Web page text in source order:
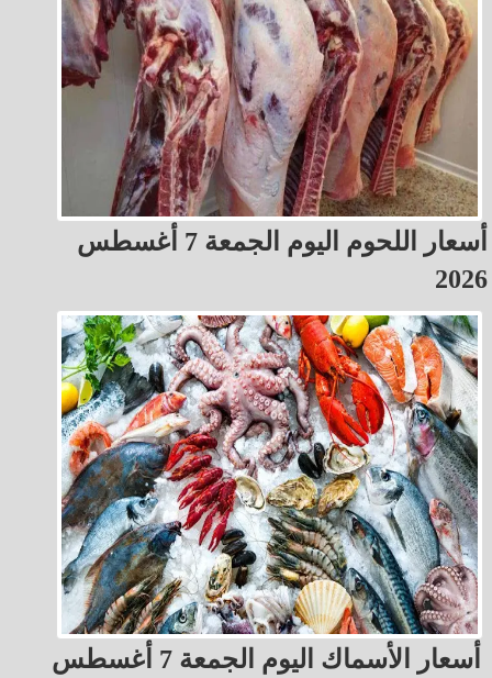
أسعار اللحوم اليوم الجمعة 7 أغسطس
2026
أسعار الأسماك اليوم الجمعة 7 أغسطس